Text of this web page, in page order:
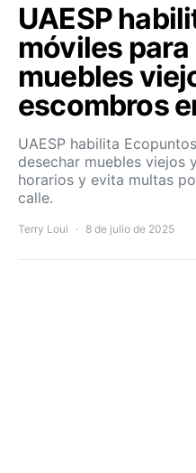
UAESP
móviles
muebles
escombros
UAESP habilita
desechar muebles viejos
horarios y evita multas
calle.
Terry Loui 8 de julio de 2025